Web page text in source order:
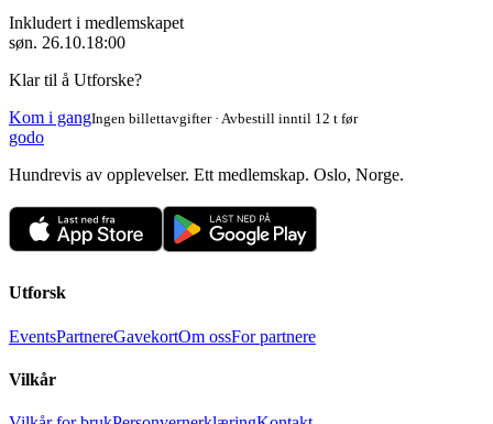
Inkludert i medlemskapet
søn. 26.10.18:00
Klar til å Utforske?
Kom i gangIngen billettavgifter · Avbestill inntil 12 t før
godo
Hundrevis av opplevelser. Ett medlemskap. Oslo, Norge.
Utforsk
EventsPartnereGavekortOm ossFor partnere
Vilkår